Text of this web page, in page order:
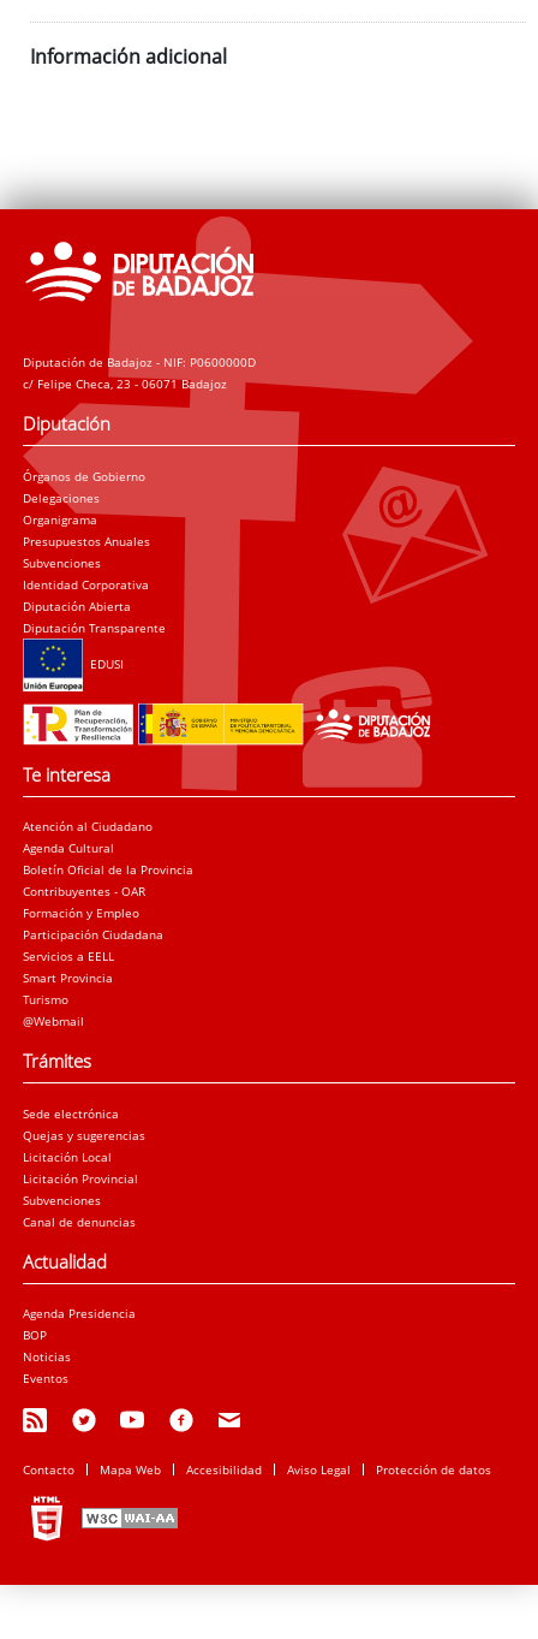
Información adicional
Diputación de Badajoz - NIF: P0600000D
c/ Felipe Checa, 23 - 06071 Badajoz
Diputación
Órganos de Gobierno
Delegaciones
Organigrama
Presupuestos Anuales
Subvenciones
Identidad Corporativa
Diputación Abierta
Diputación Transparente
EDUSI
Te interesa
Atención al Ciudadano
Agenda Cultural
Boletín Oficial de la Provincia
Contribuyentes - OAR
Formación y Empleo
Participación Ciudadana
Servicios a EELL
Smart Provincia
Turismo
@Webmail
Trámites
Sede electrónica
Quejas y sugerencias
Licitación Local
Licitación Provincial
Subvenciones
Canal de denuncias
Actualidad
Agenda Presidencia
BOP
Noticias
Eventos
Contacto Mapa Web Accesibilidad Aviso Legal Protección de datos